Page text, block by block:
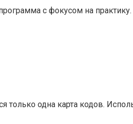
с фокусом на практику.
только одна карта кодов.